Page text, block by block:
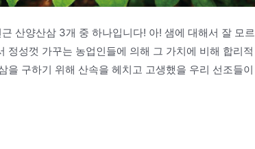
산양산삼 3개 중 하나입니다! 아! 샘에 대해서 잘 모르
성껏 가꾸는 농업인들에 의해 그 가치에 비해 합리적
구하기 위해 산속을 헤치고 고생했을 우리 선조들이